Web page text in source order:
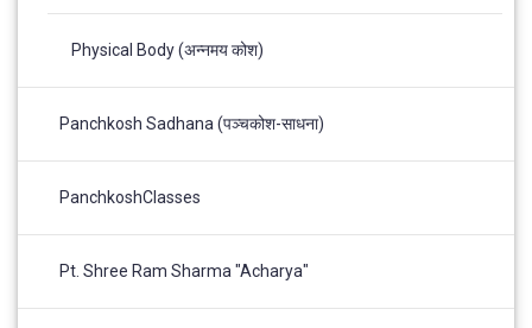
Physical Body (अन्नमय कोश)
Panchkosh Sadhana (पञ्चकोश-साधना)
PanchkoshClasses
Pt. Shree Ram Sharma "Acharya"